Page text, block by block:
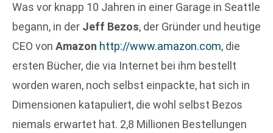
Was vor knapp 10 Jahren in einer Garage in Seattle
begann, in der Jeff Bezos, der Gründer und heutige
CEO von Amazon http://www.amazon.com, die
ersten Bücher, die via Internet bei ihm bestellt
worden waren, noch selbst einpackte, hat sich in
Dimensionen katapuliert, die wohl selbst Bezos
niemals erwartet hat. 2,8 Millionen Bestellungen